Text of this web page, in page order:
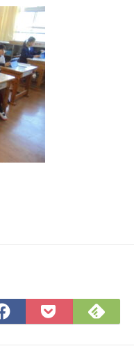
Facebook
で
Pocket
に
で